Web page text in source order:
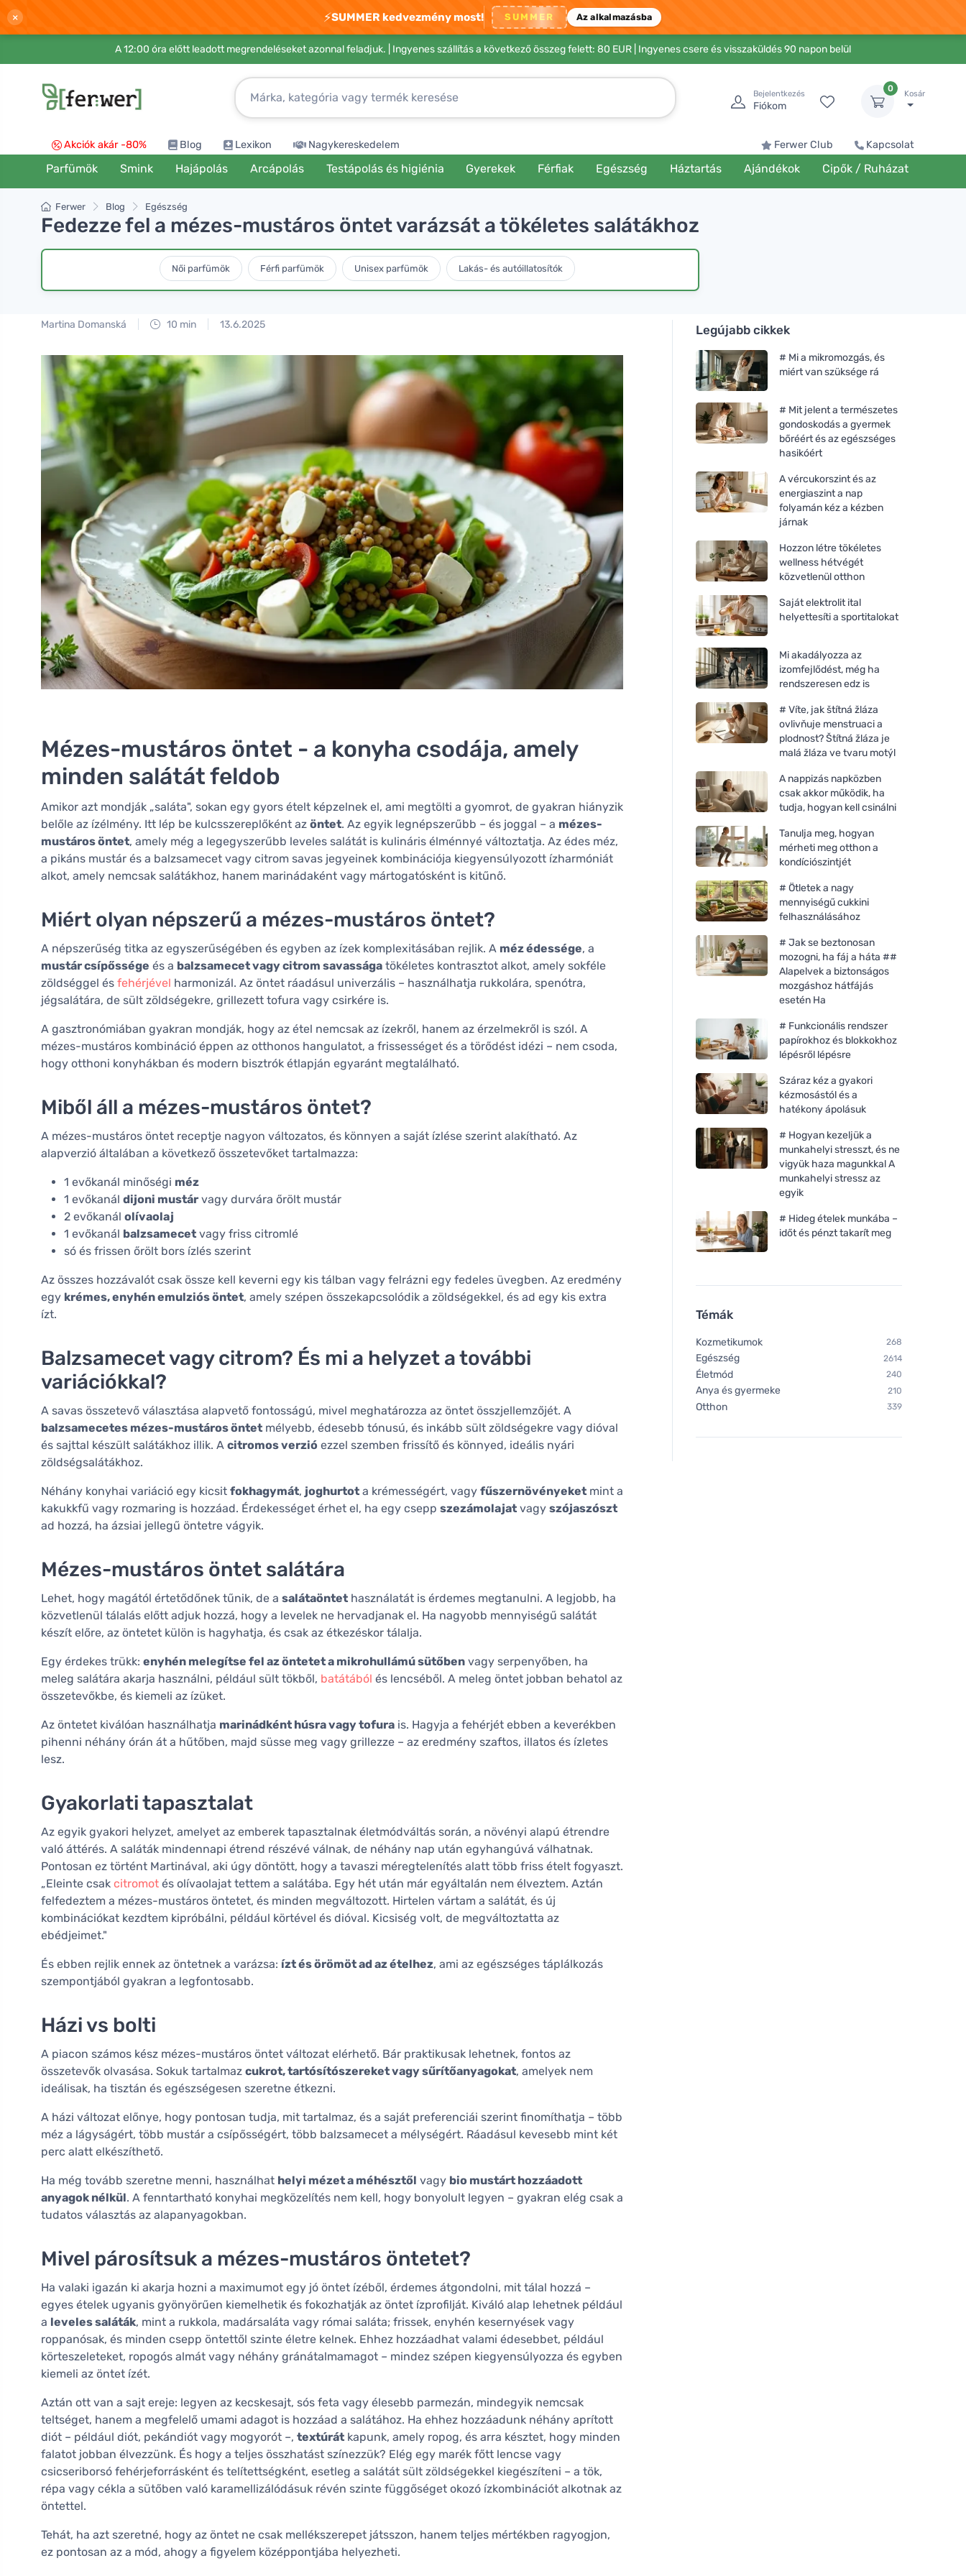
× ⚡SUMMER kedvezmény most! SUMMER Az alkalmazásba
A 12:00 óra előtt leadott megrendeléseket azonnal feladjuk. | Ingyenes szállítás a következő összeg felett: 80 EUR | Ingyenes csere és visszaküldés 90 napon belül
Bejelentkezés
Fiókom
0
Kosár
Akciók akár -80% Blog Lexikon Nagykereskedelem Ferwer Club Kapcsolat
Parfümök Smink Hajápolás Arcápolás Testápolás és higiénia Gyerekek Férfiak Egészség Háztartás Ajándékok Cipők / Ruházat
Ferwer Blog Egészség
Fedezze fel a mézes-mustáros öntet varázsát a tökéletes salátákhoz
Női parfümök Férfi parfümök Unisex parfümök Lakás- és autóillatosítók
Martina Domanská 10 min 13.6.2025
Mézes-mustáros öntet - a konyha csodája, amely
minden salátát feldob
Amikor azt mondják „saláta", sokan egy gyors ételt képzelnek el, ami megtölti a gyomrot, de gyakran hiányzik
belőle az ízélmény. Itt lép be kulcsszereplőként az öntet. Az egyik legnépszerűbb – és joggal – a mézes-
mustáros öntet, amely még a legegyszerűbb leveles salátát is kulináris élménnyé változtatja. Az édes méz,
a pikáns mustár és a balzsamecet vagy citrom savas jegyeinek kombinációja kiegyensúlyozott ízharmóniát
alkot, amely nemcsak salátákhoz, hanem marinádaként vagy mártogatósként is kitűnő.
Miért olyan népszerű a mézes-mustáros öntet?
A népszerűség titka az egyszerűségében és egyben az ízek komplexitásában rejlik. A méz édessége, a
mustár csípőssége és a balzsamecet vagy citrom savassága tökéletes kontrasztot alkot, amely sokféle
zöldséggel és fehérjével harmonizál. Az öntet ráadásul univerzális – használhatja rukkolára, spenótra,
jégsalátára, de sült zöldségekre, grillezett tofura vagy csirkére is.
A gasztronómiában gyakran mondják, hogy az étel nemcsak az ízekről, hanem az érzelmekről is szól. A
mézes-mustáros kombináció éppen az otthonos hangulatot, a frissességet és a törődést idézi – nem csoda,
hogy otthoni konyhákban és modern bisztrók étlapján egyaránt megtalálható.
Miből áll a mézes-mustáros öntet?
A mézes-mustáros öntet receptje nagyon változatos, és könnyen a saját ízlése szerint alakítható. Az
alapverzió általában a következő összetevőket tartalmazza:
1 evőkanál minőségi méz
1 evőkanál dijoni mustár vagy durvára őrölt mustár
2 evőkanál olívaolaj
1 evőkanál balzsamecet vagy friss citromlé
só és frissen őrölt bors ízlés szerint
Az összes hozzávalót csak össze kell keverni egy kis tálban vagy felrázni egy fedeles üvegben. Az eredmény
egy krémes, enyhén emulziós öntet, amely szépen összekapcsolódik a zöldségekkel, és ad egy kis extra
ízt.
Balzsamecet vagy citrom? És mi a helyzet a további
variációkkal?
A savas összetevő választása alapvető fontosságú, mivel meghatározza az öntet összjellemzőjét. A
balzsamecetes mézes-mustáros öntet mélyebb, édesebb tónusú, és inkább sült zöldségekre vagy dióval
és sajttal készült salátákhoz illik. A citromos verzió ezzel szemben frissítő és könnyed, ideális nyári
zöldségsalátákhoz.
Néhány konyhai variáció egy kicsit fokhagymát, joghurtot a krémességért, vagy fűszernövényeket mint a
kakukkfű vagy rozmaring is hozzáad. Érdekességet érhet el, ha egy csepp szezámolajat vagy szójaszószt
ad hozzá, ha ázsiai jellegű öntetre vágyik.
Mézes-mustáros öntet salátára
Lehet, hogy magától értetődőnek tűnik, de a salátaöntet használatát is érdemes megtanulni. A legjobb, ha
közvetlenül tálalás előtt adjuk hozzá, hogy a levelek ne hervadjanak el. Ha nagyobb mennyiségű salátát
készít előre, az öntetet külön is hagyhatja, és csak az étkezéskor tálalja.
Egy érdekes trükk: enyhén melegítse fel az öntetet a mikrohullámú sütőben vagy serpenyőben, ha
meleg salátára akarja használni, például sült tökből, batátából és lencséből. A meleg öntet jobban behatol az
összetevőkbe, és kiemeli az ízüket.
Az öntetet kiválóan használhatja marinádként húsra vagy tofura is. Hagyja a fehérjét ebben a keverékben
pihenni néhány órán át a hűtőben, majd süsse meg vagy grillezze – az eredmény szaftos, illatos és ízletes
lesz.
Gyakorlati tapasztalat
Az egyik gyakori helyzet, amelyet az emberek tapasztalnak életmódváltás során, a növényi alapú étrendre
való áttérés. A saláták mindennapi étrend részévé válnak, de néhány nap után egyhangúvá válhatnak.
Pontosan ez történt Martinával, aki úgy döntött, hogy a tavaszi méregtelenítés alatt több friss ételt fogyaszt.
„Eleinte csak citromot és olívaolajat tettem a salátába. Egy hét után már egyáltalán nem élveztem. Aztán
felfedeztem a mézes-mustáros öntetet, és minden megváltozott. Hirtelen vártam a salátát, és új
kombinációkat kezdtem kipróbálni, például körtével és dióval. Kicsiség volt, de megváltoztatta az
ebédjeimet."
És ebben rejlik ennek az öntetnek a varázsa: ízt és örömöt ad az ételhez, ami az egészséges táplálkozás
szempontjából gyakran a legfontosabb.
Házi vs bolti
A piacon számos kész mézes-mustáros öntet változat elérhető. Bár praktikusak lehetnek, fontos az
összetevők olvasása. Sokuk tartalmaz cukrot, tartósítószereket vagy sűrítőanyagokat, amelyek nem
ideálisak, ha tisztán és egészségesen szeretne étkezni.
A házi változat előnye, hogy pontosan tudja, mit tartalmaz, és a saját preferenciái szerint finomíthatja – több
méz a lágyságért, több mustár a csípősségért, több balzsamecet a mélységért. Ráadásul kevesebb mint két
perc alatt elkészíthető.
Ha még tovább szeretne menni, használhat helyi mézet a méhésztől vagy bio mustárt hozzáadott
anyagok nélkül. A fenntartható konyhai megközelítés nem kell, hogy bonyolult legyen – gyakran elég csak a
tudatos választás az alapanyagokban.
Mivel párosítsuk a mézes-mustáros öntetet?
Ha valaki igazán ki akarja hozni a maximumot egy jó öntet ízéből, érdemes átgondolni, mit tálal hozzá –
egyes ételek ugyanis gyönyörűen kiemelhetik és fokozhatják az öntet ízprofilját. Kiváló alap lehetnek például
a leveles saláták, mint a rukkola, madársaláta vagy római saláta; frissek, enyhén kesernyések vagy
roppanósak, és minden csepp öntettől szinte életre kelnek. Ehhez hozzáadhat valami édesebbet, például
körteszeleteket, ropogós almát vagy néhány gránátalmamagot – mindez szépen kiegyensúlyozza és egyben
kiemeli az öntet ízét.
Aztán ott van a sajt ereje: legyen az kecskesajt, sós feta vagy élesebb parmezán, mindegyik nemcsak
teltséget, hanem a megfelelő umami adagot is hozzáad a salátához. Ha ehhez hozzáadunk néhány aprított
diót – például diót, pekándiót vagy mogyorót –, textúrát kapunk, amely ropog, és arra késztet, hogy minden
falatot jobban élvezzünk. És hogy a teljes összhatást színezzük? Elég egy marék főtt lencse vagy
csicseriborsó fehérjeforrásként és telítettségként, esetleg a salátát sült zöldségekkel kiegészíteni – a tök,
répa vagy cékla a sütőben való karamellizálódásuk révén szinte függőséget okozó ízkombinációt alkotnak az
öntettel.
Tehát, ha azt szeretné, hogy az öntet ne csak mellékszerepet játsszon, hanem teljes mértékben ragyogjon,
ez pontosan az a mód, ahogy a figyelem középpontjába helyezheti.
Legújabb cikkek
# Mi a mikromozgás, és
miért van szüksége rá
# Mit jelent a természetes
gondoskodás a gyermek
bőréért és az egészséges
hasikóért
A vércukorszint és az
energiaszint a nap
folyamán kéz a kézben
járnak
Hozzon létre tökéletes
wellness hétvégét
közvetlenül otthon
Saját elektrolit ital
helyettesíti a sportitalokat
Mi akadályozza az
izomfejlődést, még ha
rendszeresen edz is
# Víte, jak štítná žláza
ovlivňuje menstruaci a
plodnost? Štítná žláza je
malá žláza ve tvaru motýl
A nappizás napközben
csak akkor működik, ha
tudja, hogyan kell csinálni
Tanulja meg, hogyan
mérheti meg otthon a
kondíciószintjét
# Ötletek a nagy
mennyiségű cukkini
felhasználásához
# Jak se beztonosan
mozogni, ha fáj a háta ##
Alapelvek a biztonságos
mozgáshoz hátfájás
esetén Ha
# Funkcionális rendszer
papírokhoz és blokkokhoz
lépésről lépésre
Száraz kéz a gyakori
kézmosástól és a
hatékony ápolásuk
# Hogyan kezeljük a
munkahelyi stresszt, és ne
vigyük haza magunkkal A
munkahelyi stressz az
egyik
# Hideg ételek munkába –
időt és pénzt takarít meg
Témák
Kozmetikumok 268
Egészség 2614
Életmód 240
Anya és gyermeke 210
Otthon 339